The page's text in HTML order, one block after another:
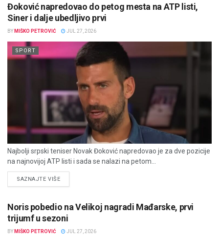
Đoković napredovao do petog mesta na ATP listi,
Siner i dalje ubedljivo prvi
BY MIŠKO PETROVIĆ JUL 27, 2026
SPORT
Najbolji srpski teniser Novak Đoković napredovao je za dve pozicije
na najnovijoj ATP listi i sada se nalazi na petom...
SAZNAJTE VIŠEDETAILS
Noris pobedio na Velikoj nagradi Mađarske, prvi
trijumf u sezoni
BY MIŠKO PETROVIĆ JUL 27, 2026